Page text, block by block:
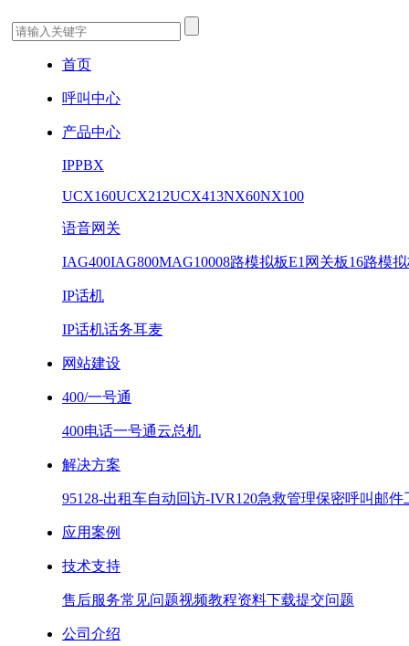
首页
呼叫中心
产品中心
IPPBX
UCX160UCX212UCX413NX60NX100
语音网关
IAG400IAG800MAG10008路模拟板E1网关板16路模
IP话机
IP话机话务耳麦
网站建设
400/一号通
400电话一号通云总机
解决方案
95128-出租车自动回访-IVR120急救管理保密呼叫 邮件
应用案例
技术支持
售后服务常见问题视频教程资料下载提交问题
公司介绍